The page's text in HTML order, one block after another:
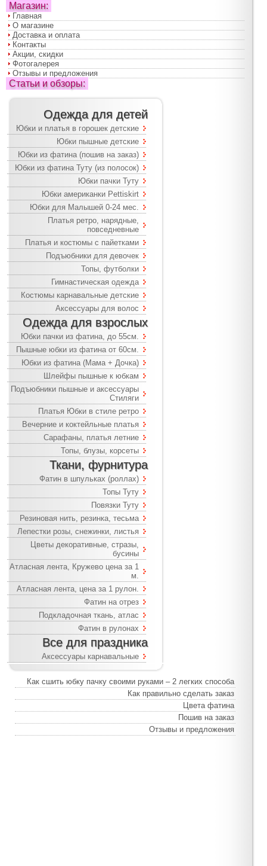
Магазин:
Главная
О магазине
Доставка и оплата
Контакты
Акции, скидки
Фотогалерея
Отзывы и предложения
Статьи и обзоры:
Одежда для детей
Юбки и платья в горошек детские
Юбки пышные детские
Юбки из фатина (пошив на заказ)
Юбки из фатина Туту (из полосок)
Юбки пачки Туту
Юбки американки Pettiskirt
Юбки для Малышей 0-24 мес.
Платья ретро, нарядные,
повседневные
Платья и костюмы с пайетками
Подъюбники для девочек
Топы, футболки
Гимнастическая одежда
Костюмы карнавальные детские
Аксессуары для волос
Одежда для взрослых
Юбки пачки из фатина, до 55см.
Пышные юбки из фатина от 60см.
Юбки из фатина (Мама + Дочка)
Шлейфы пышные к юбкам
Подъюбники пышные и аксессуары
Стиляги
Платья Юбки в стиле ретро
Вечерние и коктейльные платья
Сарафаны, платья летние
Топы, блузы, корсеты
Ткани, фурнитура
Фатин в шпульках (роллах)
Топы Туту
Повязки Туту
Резиновая нить, резинка, тесьма
Лепестки розы, снежинки, листья
Цветы декоративные, стразы,
бусины
Атласная лента, Кружево цена за 1
м.
Атласная лента, цена за 1 рулон.
Фатин на отрез
Подкладочная ткань, атлас
Фатин в рулонах
Все для праздника
Аксессуары карнавальные
Как сшить юбку пачку своими руками – 2 легких способа
Как правильно сделать заказ
Цвета фатина
Пошив на заказ
Отзывы и предложения